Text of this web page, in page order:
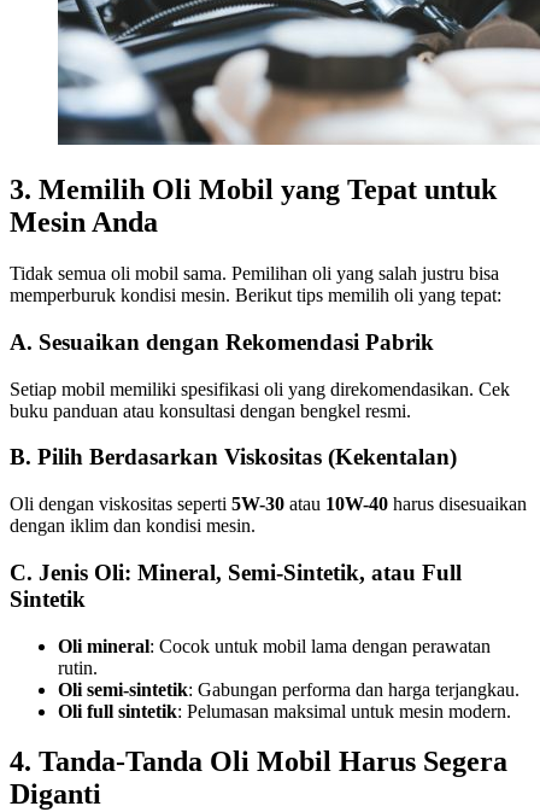
3. Memilih Oli Mobil yang Tepat untuk
Mesin Anda
Tidak semua oli mobil sama. Pemilihan oli yang salah justru bisa
memperburuk kondisi mesin. Berikut tips memilih oli yang tepat:
A. Sesuaikan dengan Rekomendasi Pabrik
Setiap mobil memiliki spesifikasi oli yang direkomendasikan. Cek
buku panduan atau konsultasi dengan bengkel resmi.
B. Pilih Berdasarkan Viskositas (Kekentalan)
Oli dengan viskositas seperti 5W-30 atau 10W-40 harus disesuaikan
dengan iklim dan kondisi mesin.
C. Jenis Oli: Mineral, Semi-Sintetik, atau Full
Sintetik
Oli mineral: Cocok untuk mobil lama dengan perawatan
rutin.
Oli semi-sintetik: Gabungan performa dan harga terjangkau.
Oli full sintetik: Pelumasan maksimal untuk mesin modern.
4. Tanda-Tanda Oli Mobil Harus Segera
Diganti